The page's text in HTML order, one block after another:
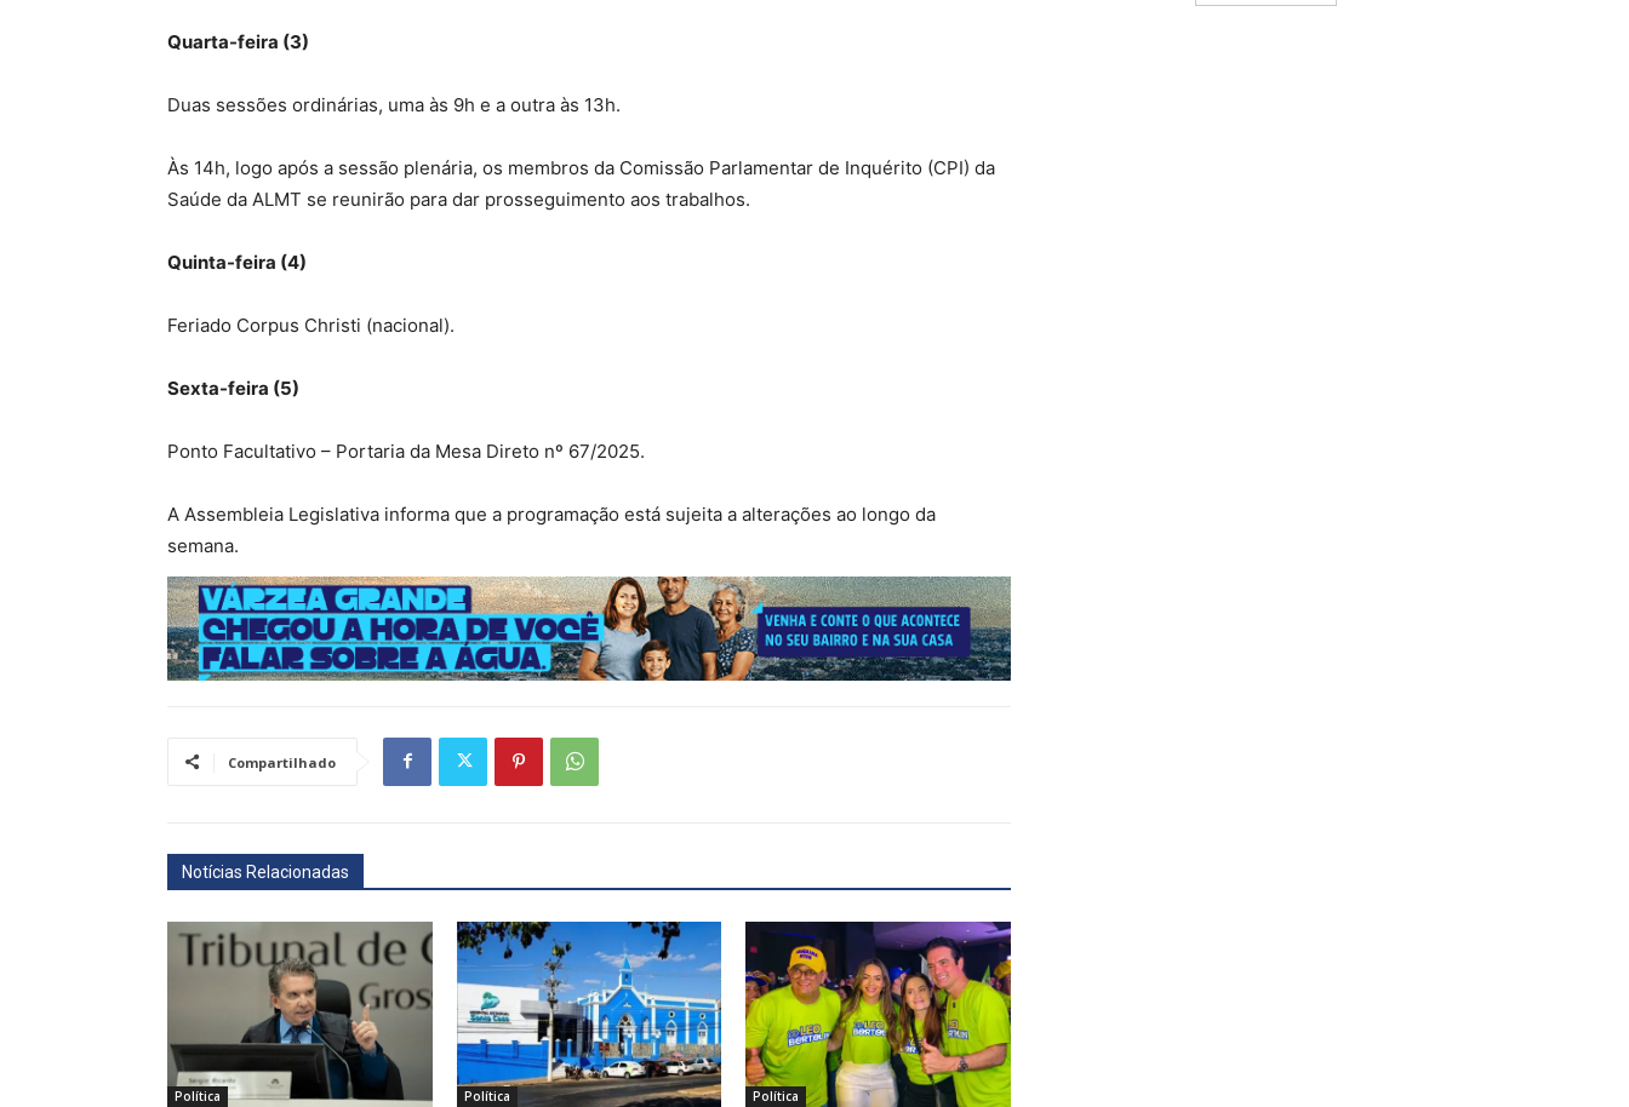
Quarta-feira (3)
Duas sessões ordinárias, uma às 9h e a outra às 13h.
Às 14h, logo após a sessão plenária, os membros da Comissão Parlamentar de Inquérito (CPI) da
Saúde da ALMT se reunirão para dar prosseguimento aos trabalhos.
Quinta-feira (4)
Feriado Corpus Christi (nacional).
Sexta-feira (5)
Ponto Facultativo – Portaria da Mesa Direto nº 67/2025.
A Assembleia Legislativa informa que a programação está sujeita a alterações ao longo da
semana.
Compartilhado
Notícias Relacionadas
Política Política Política